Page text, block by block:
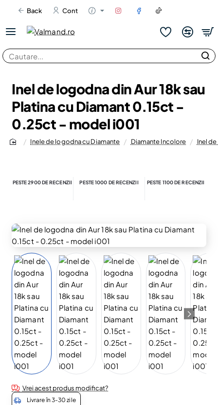
Back Cont
Cautare...
Inel de logodna din Aur 18k sau
Platina cu Diamant 0.15ct -
0.25ct - model i001
Inele de logodna cu Diamante Diamante Incolore Inel
PESTE 2900 DE RECENZII PESTE 1000 DE RECENZII PESTE 1100 DE RECENZII
Vrei acest produs modificat?
Livrare în 3-30 zile